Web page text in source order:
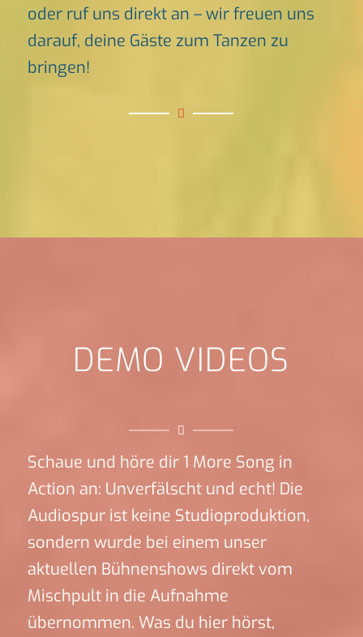
oder ruf uns direkt an – wir freuen uns
darauf, deine Gäste zum Tanzen zu
bringen!
DEMO VIDEOS
Schaue und höre dir 1 More Song in
Action an: Unverfälscht und echt! Die
Audiospur ist keine Studioproduktion,
sondern wurde bei einem unser
aktuellen Bühnenshows direkt vom
Mischpult in die Aufnahme
übernommen. Was du hier hörst,